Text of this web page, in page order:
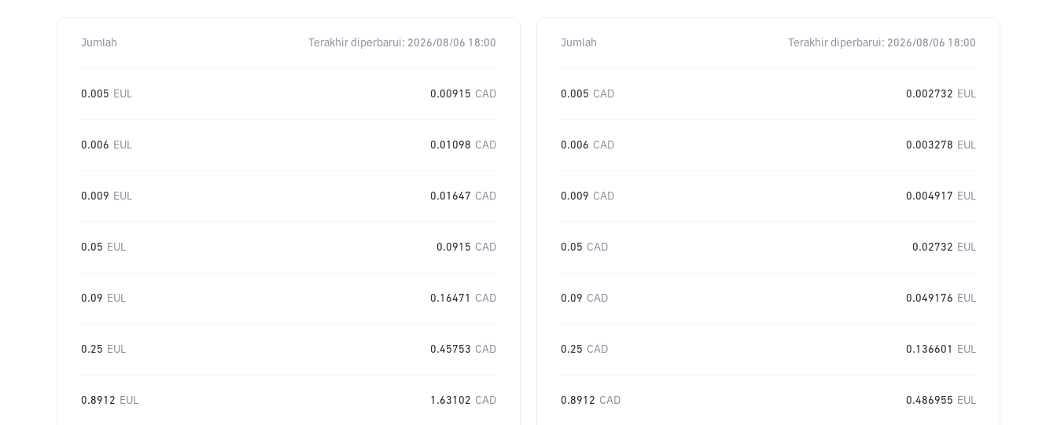
Jumlah Terakhir diperbarui: 2026/08/06 18:00
0.005 EUL 0.00915 CAD
0.006 EUL 0.01098 CAD
0.009 EUL 0.01647 CAD
0.05 EUL 0.0915 CAD
0.09 EUL 0.16471 CAD
0.25 EUL 0.45753 CAD
0.8912 EUL 1.63102 CAD
Jumlah Terakhir diperbarui: 2026/08/06 18:00
0.005 CAD 0.002732 EUL
0.006 CAD 0.003278 EUL
0.009 CAD 0.004917 EUL
0.05 CAD 0.02732 EUL
0.09 CAD 0.049176 EUL
0.25 CAD 0.136601 EUL
0.8912 CAD 0.486955 EUL